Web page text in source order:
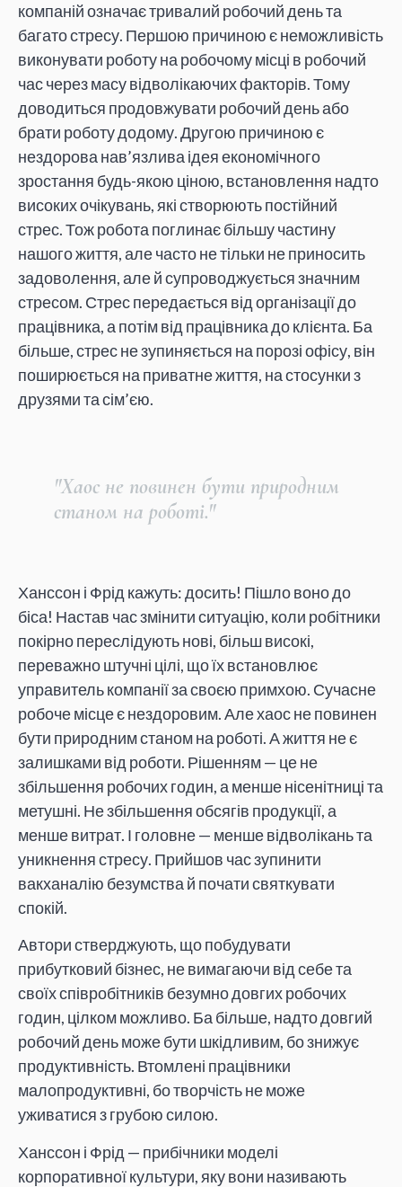
компаній означає тривалий робочий день та
багато стресу. Першою причиною є неможливість
виконувати роботу на робочому місці в робочий
час через масу відволікаючих факторів. Тому
доводиться продовжувати робочий день або
брати роботу додому. Другою причиною є
нездорова нав’язлива ідея економічного
зростання будь-якою ціною, встановлення надто
високих очікувань, які створюють постійний
стрес. Тож робота поглинає більшу частину
нашого життя, але часто не тільки не приносить
задоволення, але й супроводжується значним
стресом. Стрес передається від організації до
працівника, а потім від працівника до клієнта. Ба
більше, стрес не зупиняється на порозі офісу, він
поширюється на приватне життя, на стосунки з
друзями та сім’єю.
"Хаос не повинен бути природним
станом на роботі."
Ханссон і Фрід кажуть: досить! Пішло воно до
біса! Настав час змінити ситуацію, коли робітники
покірно переслідують нові, більш високі,
переважно штучні цілі, що їх встановлює
управитель компанії за своєю примхою. Сучасне
робоче місце є нездоровим. Але хаос не повинен
бути природним станом на роботі. А життя не є
залишками від роботи. Рішенням — це не
збільшення робочих годин, а менше нісенітниці та
метушні. Не збільшення обсягів продукції, а
менше витрат. І головне — менше відволікань та
уникнення стресу. Прийшов час зупинити
вакханалію безумства й почати святкувати
спокій.
Автори стверджують, що побудувати
прибутковий бізнес, не вимагаючи від себе та
своїх співробітників безумно довгих робочих
годин, цілком можливо. Ба більше, надто довгий
робочий день може бути шкідливим, бо знижує
продуктивність. Втомлені працівники
малопродуктивні, бо творчість не може
уживатися з грубою силою.
Ханссон і Фрід — прибічники моделі
корпоративної культури, яку вони називають